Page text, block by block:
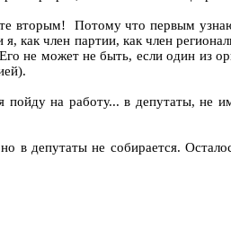
вторым! Потому что первым
как член партии, как член
не может не быть, если один из
пойду на работу... в депутаты,
депутаты не собирается.